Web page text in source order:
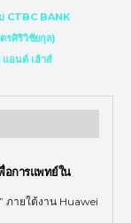
CTBC BANK
รศิริวิชัยกุล)
อนด์ เฮ้าส์
พื่อการแพทย์ใน
ภายใต้งาน Huawei